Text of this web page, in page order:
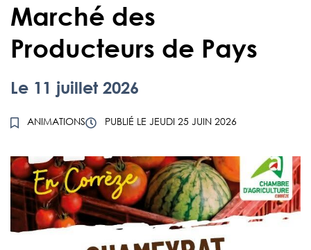
Marché des
Producteurs de Pays
Le 11 juillet 2026
ANIMATIONS PUBLIÉ LE JEUDI 25 JUIN 2026